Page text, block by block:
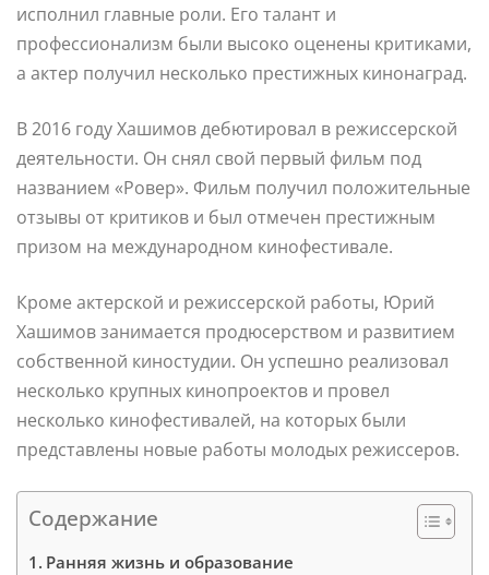
исполнил главные роли. Его талант и
профессионализм были высоко оценены критиками,
а актер получил несколько престижных кинонаград.
В 2016 году Хашимов дебютировал в режиссерской
деятельности. Он снял свой первый фильм под
названием «Ровер». Фильм получил положительные
отзывы от критиков и был отмечен престижным
призом на международном кинофестивале.
Кроме актерской и режиссерской работы, Юрий
Хашимов занимается продюсерством и развитием
собственной киностудии. Он успешно реализовал
несколько крупных кинопроектов и провел
несколько кинофестивалей, на которых были
представлены новые работы молодых режиссеров.
Содержание
Ранняя жизнь и образование